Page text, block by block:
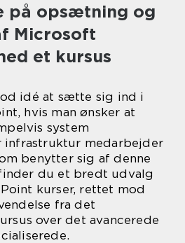
på opsætning og
Microsoft
et kursus
idé at sætte sig ind i
hvis man ønsker at
system
infrastruktur medarbejder
benytter sig af denne
du et bredt udvalg
kurser, rettet mod
fra det
over det avancerede